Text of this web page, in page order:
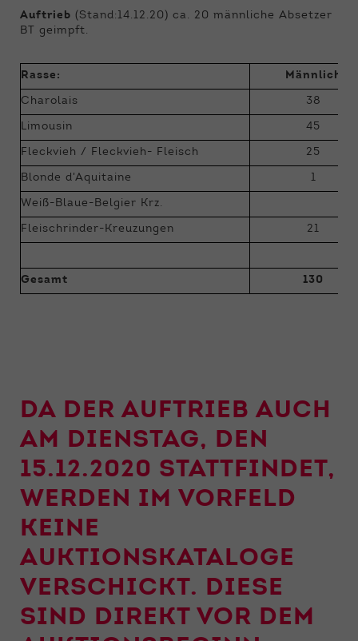
Auftrieb (Stand:14.12.20) ca. 20 männliche Absetzer
BT geimpft.
Rasse: Männlich
Charolais 38
Limousin 45
Fleckvieh / Fleckvieh- Fleisch 25
Blonde d'Aquitaine 1
Weiß-Blaue-Belgier Krz.
Fleischrinder-Kreuzungen 21
Gesamt 130
DA DER AUFTRIEB AUCH
AM DIENSTAG, DEN
15.12.2020 STATTFINDET,
WERDEN IM VORFELD
KEINE
AUKTIONSKATALOGE
VERSCHICKT. DIESE
SIND DIREKT VOR DEM